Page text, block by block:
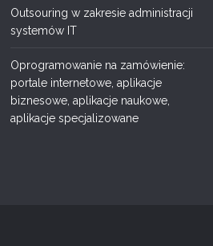
Outsouring w zakresie administracji
systemów IT
Oprogramowanie na zamówienie:
portale internetowe, aplikacje
biznesowe, aplikacje naukowe,
aplikacje specjalizowane